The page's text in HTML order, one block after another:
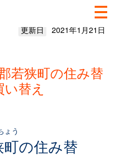
更新日 2021年1月21日
若狭町の住み替
替え
ょう
の住み替